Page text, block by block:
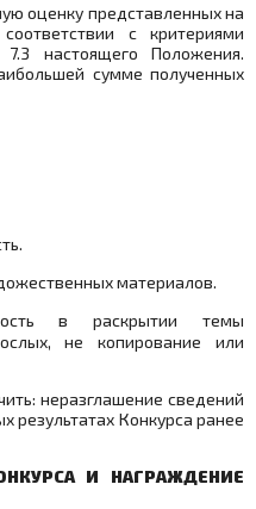
оценку представленных на
с критериями
настоящего Положения.
сумме полученных
материалов.
в раскрытии темы
не копирование или
неразглашение сведений
результатах Конкурса ранее
И НАГРАЖДЕНИЕ